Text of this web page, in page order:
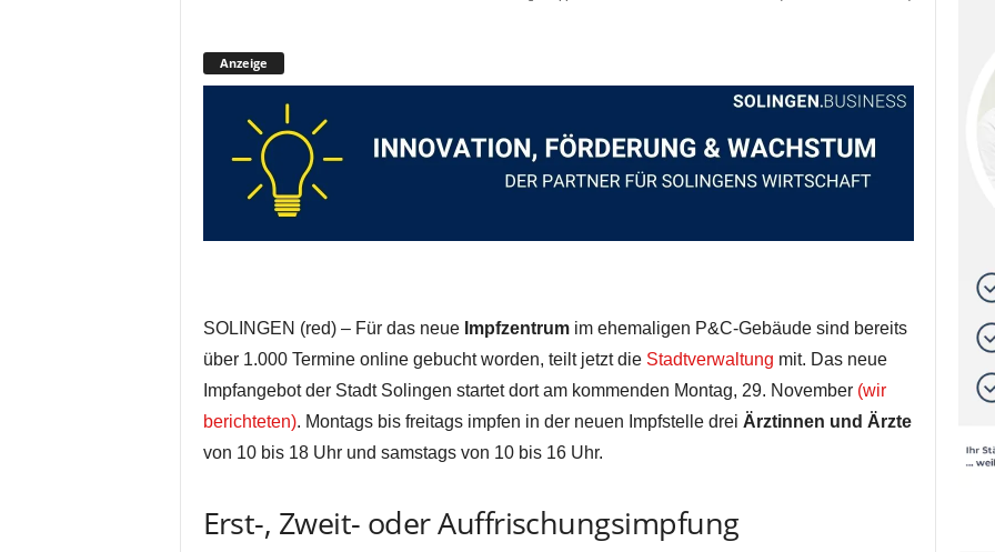
Anzeige
SOLINGEN (red) – Für das neue Impfzentrumim ehemaligen P&C-Gebäude sind bereits
über 1.000 Termine online gebucht worden, teilt jetzt die Stadtverwaltung mit. Das neue
Impfangebot der Stadt Solingen startet dort am kommenden Montag, 29. November (wir
berichteten). Montags bis freitags impfen in der neuen Impfstelle drei Ärztinnen und Ärzte
von 10 bis 18 Uhr und samstags von 10 bis 16 Uhr.
Erst-, Zweit- oder Auffrischungsimpfung